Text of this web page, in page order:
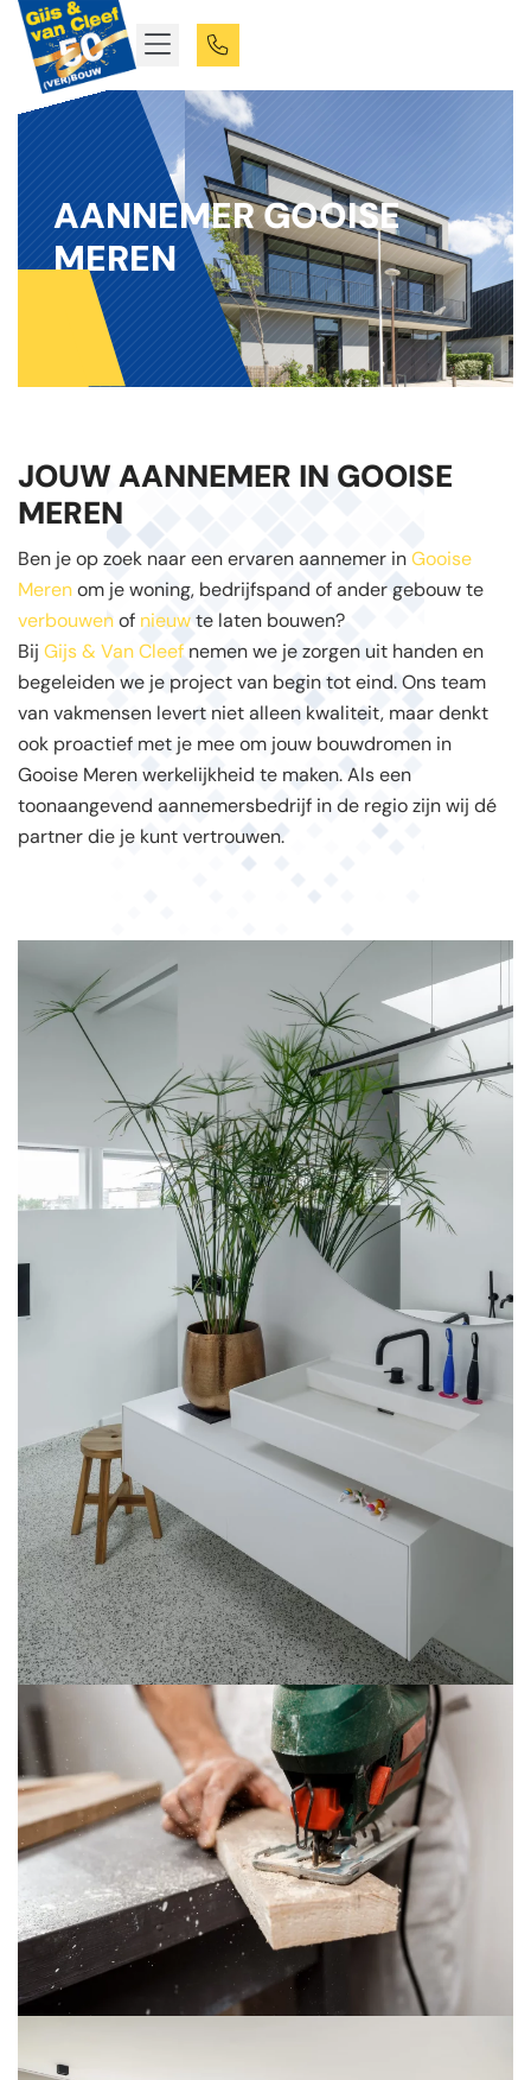
AANNEMER GOOISE
MEREN
JOUW AANNEMER IN GOOISE
MEREN
Ben je op zoek naar een ervaren aannemer inGooise
Merenom je woning, bedrijfspand of ander gebouw te
verbouwenof nieuwte laten bouwen?
Bij Gijs & Van Cleef nemen we je zorgen uit handen en
begeleiden we je project van begin tot eind. Ons team
van vakmensen levert niet alleen kwaliteit, maar denkt
ook proactief met je mee om jouw bouwdromen in
Gooise Meren werkelijkheid te maken. Als een
toonaangevend aannemersbedrijf in de regio zijn wij dé
partner die je kunt vertrouwen.